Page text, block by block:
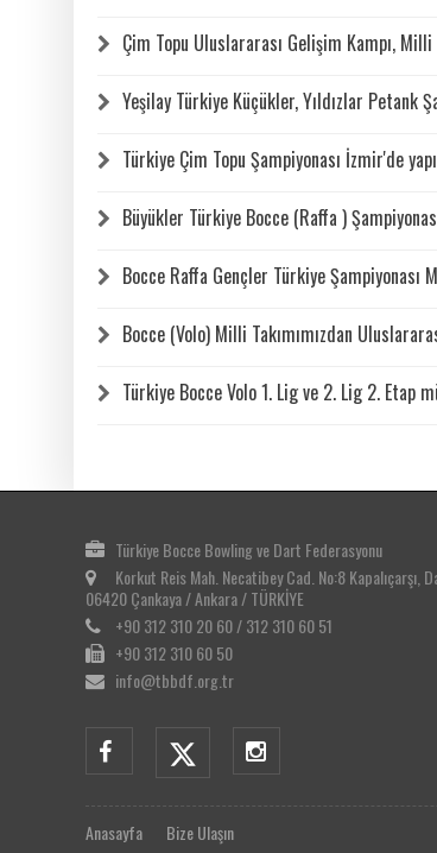
Çim Topu Uluslararası Gelişim Kampı,
Yeşilay Türkiye Küçükler, Yıldızlar Petank
Türkiye Çim Topu Şampiyonası İzmir'de
Büyükler Türkiye Bocce (Raffa )
Bocce Raffa Gençler Türkiye Şampiyonası
Bocce (Volo) Milli Takımımızdan
Türkiye Bocce Volo 1. Lig ve 2. Lig 2. Etap
Türkiye Bocce Bowling ve Dart Federasyonu
Korkut Reis Mah. Necatibey Cad. No:8 Kapalıçarşı,
06420 Çankaya / Ankara / TÜRKİYE
+90 312 310 20 60 / 312 310 60 51
+90 312 310 60 50
info@tbbdf.org.tr
Anasayfa Bize Ulaşın